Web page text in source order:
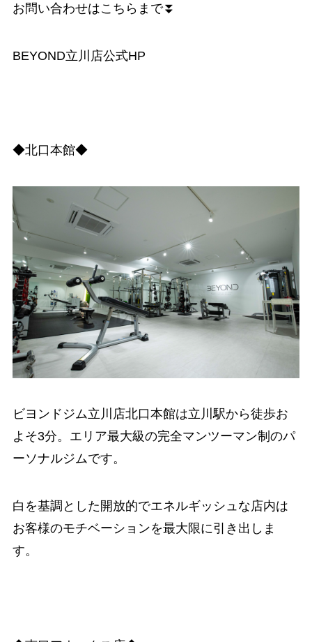
お問い合わせはこちらまで⏬
BEYOND立川店公式HP
◆北口本館◆
ビヨンドジム立川店北口本館は立川駅から徒歩お
よそ3分。エリア最大級の完全マンツーマン制のパ
ーソナルジムです。
白を基調とした開放的でエネルギッシュな店内は
お客様のモチベーションを最大限に引き出しま
す。